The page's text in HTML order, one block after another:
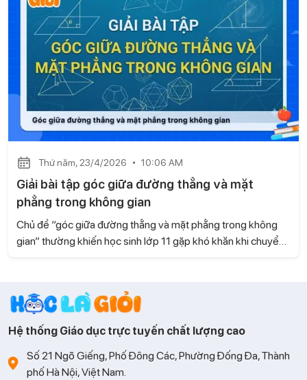
Thứ năm, 23/4/2026 10:06 AM
Giải bài tập góc giữa đường thẳng và mặt
phẳng trong không gian
Chủ đề “góc giữa đường thẳng và mặt phẳng trong không
gian” thường khiến học sinh lớp 11 gặp khó khăn khi chuyển
giải giúp bạn tiếp cận dạng toán này một cách hiệu quả nhé!
Hệ thống Giáo dục trực tuyến chất lượng cao
Số 21 Ngõ Giếng, Phố Đông Các, Phường Đống Đa, Thành
phố Hà Nội, Việt Nam.